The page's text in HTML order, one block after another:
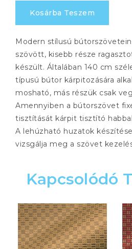
Kosárba Teszem
Modern stílusú
szövött, kisebb része
készült. Általában 140 cm
típusú bútor kárpitozására
mosható, más részük csak
Amennyiben a bútorszövet
tisztítását kárpit tisztító
A lehúzható huzatok
vizsgálja meg a szövet
Kapcsolódó